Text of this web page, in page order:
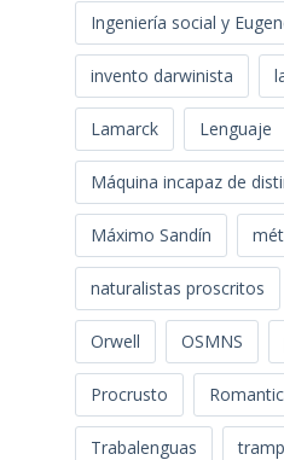
Ingeniería social y
invento darwinista
Lamarck Lenguaje
Máquina incapaz de
Máximo Sandín
naturalistas proscritos
Orwell OSMNS
Procrusto
Trabalenguas